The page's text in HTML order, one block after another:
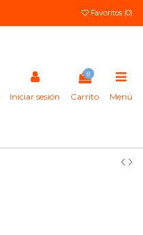
Favoritos (0)
Iniciar sesión
0
Carrito Menú